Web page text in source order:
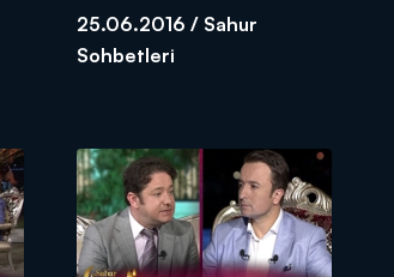
25.06.2016 / Sahur
Sohbetleri